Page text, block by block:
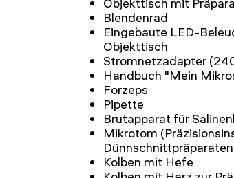
Blendenrad
Eingebaute LED-
Objekttisch
Stromnetzadapter
Handbuch "Mein
Forzeps
Pipette
Brutapparat für
Mikrotom
Kolben mit Hefe